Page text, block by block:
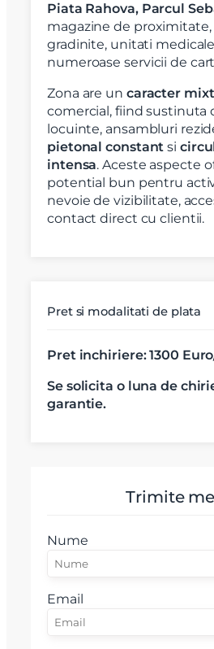
Piata Rahova, Parcul
magazine de proximitate,
gradinite, unitati
numeroase servicii de
Zona are un caracter mixt
comercial, fiind sustinuta
locuinte, ansambluri
pietonal constantsi
intensa. Aceste aspecte
potential bun pentru
nevoie de vizibilitate,
contact direct cu clientii.
Pret si modalitati de plata
Pret inchiriere: 1300
Se solicita o luna de
garantie.
Trimite
Nume
Email
Telefon